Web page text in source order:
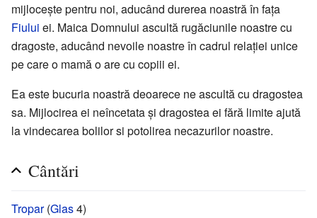
mijlocește pentru noi, aducând durerea noastră în fața
Fiului ei. Maica Domnului ascultă rugăciunile noastre cu
dragoste, aducând nevoile noastre în cadrul relației unice
pe care o mamă o are cu copiii ei.
Ea este bucuria noastră deoarece ne ascultă cu dragostea
sa. Mijlocirea ei neîncetata și dragostea ei fără limite ajută
la vindecarea bolilor si potolirea necazurilor noastre.
Cântări
Tropar(Glas4)